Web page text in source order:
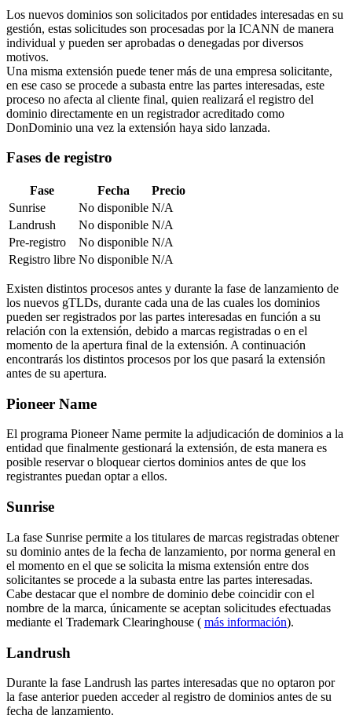
Los nuevos dominios son solicitados por entidades interesadas en su
gestión, estas solicitudes son procesadas por la ICANN de manera
individual y pueden ser aprobadas o denegadas por diversos
motivos.
Una misma extensión puede tener más de una empresa solicitante,
en ese caso se procede a subasta entre las partes interesadas, este
proceso no afecta al cliente final, quien realizará el registro del
dominio directamente en un registrador acreditado como
DonDominio una vez la extensión haya sido lanzada.
Fases de registro
Fase Fecha
Precio
Sunrise
No disponible N/A
Landrush
No disponible N/A
Pre-registro
No disponible N/A
Registro libre No disponible N/A
Existen distintos procesos antes y durante la fase de lanzamiento de
los nuevos gTLDs, durante cada una de las cuales los dominios
pueden ser registrados por las partes interesadas en función a su
relación con la extensión, debido a marcas registradas o en el
momento de la apertura final de la extensión. A continuación
encontrarás los distintos procesos por los que pasará la extensión
antes de su apertura.
Pioneer Name
El programa Pioneer Name permite la adjudicación de dominios a la
entidad que finalmente gestionará la extensión, de esta manera es
posible reservar o bloquear ciertos dominios antes de que los
registrantes puedan optar a ellos.
Sunrise
La fase Sunrise permite a los titulares de marcas registradas obtener
su dominio antes de la fecha de lanzamiento, por norma general en
el momento en el que se solicita la misma extensión entre dos
solicitantes se procede a la subasta entre las partes interesadas.
Cabe destacar que el nombre de dominio debe coincidir con el
nombre de la marca, únicamente se aceptan solicitudes efectuadas
mediante el Trademark Clearinghouse ( más información).
Landrush
Durante la fase Landrush las partes interesadas que no optaron por
la fase anterior pueden acceder al registro de dominios antes de su
fecha de lanzamiento.